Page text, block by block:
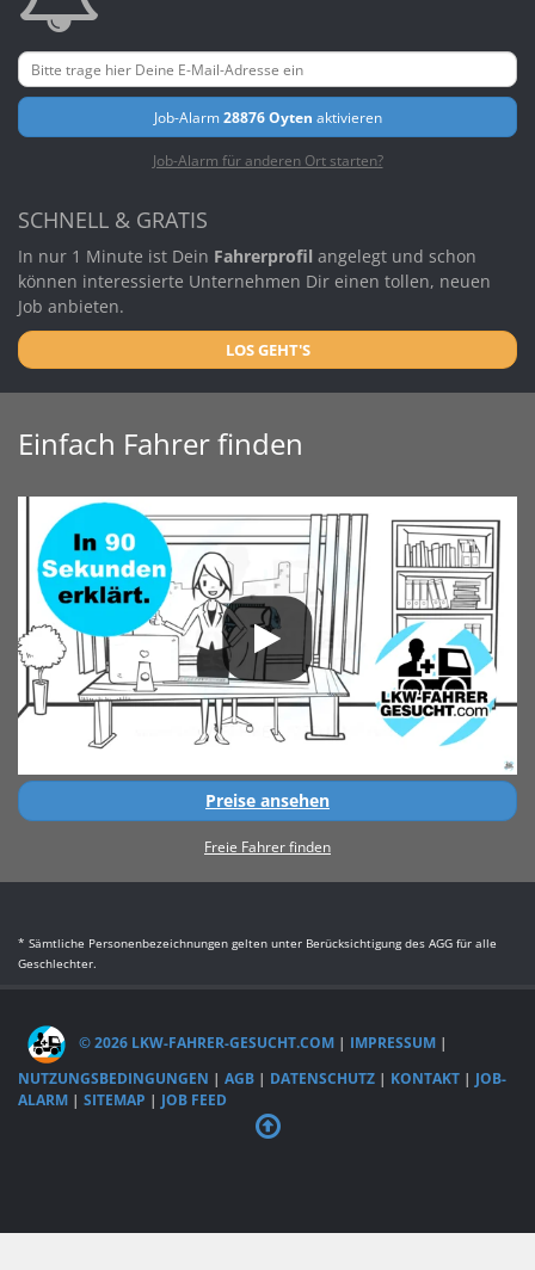
Job-Alarm28876 Oyten aktivieren
Job-Alarm für anderen Ort starten?
SCHNELL & GRATIS
In nur 1 Minute ist Dein Fahrerprofil angelegt und schon
können interessierte Unternehmen Dir einen tollen, neuen
Job anbieten.
LOS GEHT'S
Einfach Fahrer finden
Preise ansehen
Freie Fahrer finden
* Sämtliche Personenbezeichnungen gelten unter Berücksichtigung des AGG für alle
Geschlechter.
© 2026 LKW-FAHRER-GESUCHT.COM | IMPRESSUM |
NUTZUNGSBEDINGUNGEN | AGB | DATENSCHUTZ | KONTAKT | JOB-
ALARM | SITEMAP | JOB FEED